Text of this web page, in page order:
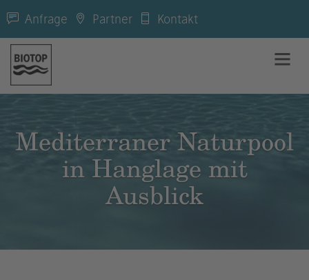
Anfrage Partner Kontakt
Mediterraner Naturpool
in Hanglage mit
Ausblick